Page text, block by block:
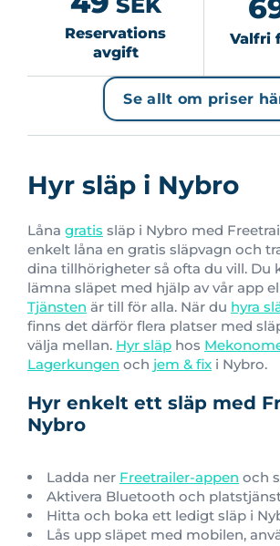
Reservations
avgift
Valfri
Se allt om priser
Hyr släp i Nybro
Låna gratis släp i Nybro med
enkelt låna en gratis släpvagn och
dina tillhörigheter så ofta du vill. Du
lämna släpet med hjälp av vår app
Tjänsten är till för alla. När du hyra
finns det därför flera platser med
välja mellan. Hyr släp hos
Lagerkungen och jem & fix i Nybro.
Hyr enkelt ett släp med
Nybro
Ladda ner Freetrailer-appen och
Aktivera Bluetooth och
Hitta och boka ett ledigt släp i
Lås upp släpet med mobilen,